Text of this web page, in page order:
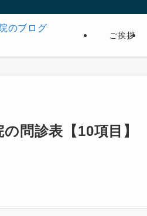
ご挨拶
問診表【10項目】